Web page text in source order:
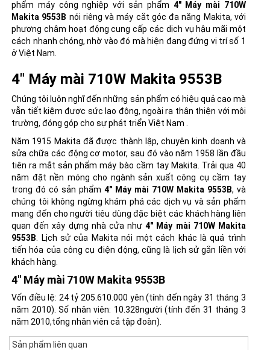
phẩm máy công nghiệp với sản phẩm 4" Máy mài 710W
Makita 9553B nói riêng vàmáy cắt góc đa năng Makita, với
phương châm hoạt động cung cấp các dịch vụ hậu mãi một
cách nhanh chóng, nhờ vào đó mà hiện đang đứng vị trí số 1
ở Việt Nam.
4" Máy mài 710W Makita 9553B
Chúng tôi luôn nghĩ đến những sản phẩm có hiệu quả cao mà
vẫn tiết kiệm được sức lao động, ngoài ra thân thiện với môi
trường, đóng góp cho sự phát triển Việt Nam .
Năm 1915 Makita đã được thành lập, chuyên kinh doanh và
sửa chữa các động cơ motor, sau đó vào năm 1958 lần đầu
tiên ra mắt sản phẩmmáy bào cầm tay Makita . Trải qua 40
năm đặt nền móng cho ngành sản xuất công cụ cầm tay
trong đó có sản phẩm4" Máy mài 710W Makita 9553B, và
chúng tôi không ngừng khám phá các dịch vụ và sản phẩm
mang đến cho người tiêu dùng đặc biệt các khách hàng liên
quan đến xây dựng nhà cửa như4" Máy mài 710W Makita
9553B . Lịch sử của Makita nói một cách khác là quá trình
tiến hóa của công cụ điện động, cũng là lịch sử gắn liền với
khách hàng.
4" Máy mài 710W Makita 9553B
Vốn điều lệ: 24 tỷ 205.610.000 yên (tính đến ngày 31 tháng 3
năm 2010). Số nhân viên: 10.328người (tính đến 31 tháng 3
năm 2010,tổng nhân viên cả tập đoàn).
Sản phẩm liên quan